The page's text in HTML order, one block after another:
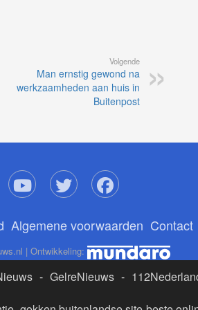
Volgende
Man ernstig gewond na
werkzaamheden aan huis in
Buitenpost
Algemene voorwaarden Contact
| Ontwikkeling:
- GelreNieuws -